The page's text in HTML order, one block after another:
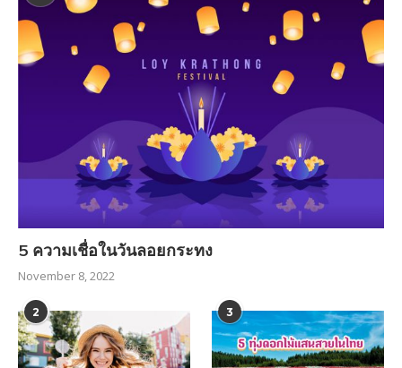
5 ความเชื่อในวันลอยกระทง
November 8, 2022
2 3